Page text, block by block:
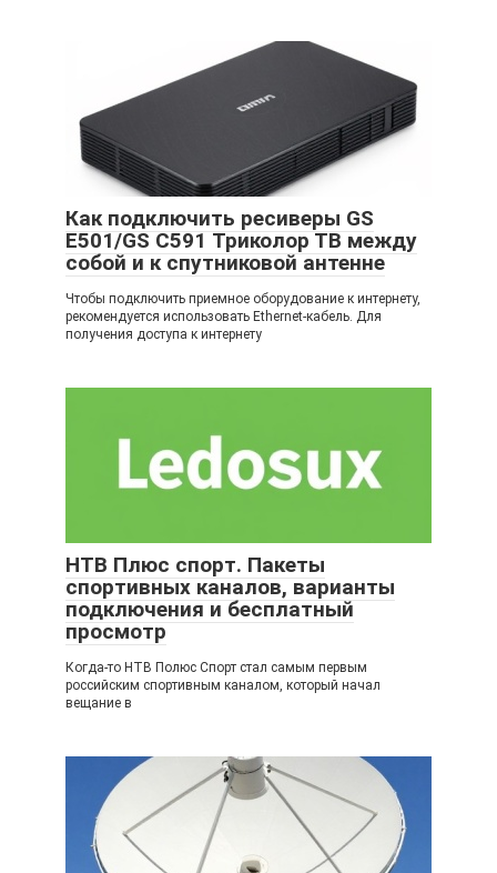
Как подключить ресиверы GS
E501/GS C591 Триколор ТВ между
собой и к спутниковой антенне
Чтобы подключить приемное оборудование к интернету,
рекомендуется использовать Ethernet-кабель. Для
получения доступа к интернету
НТВ Плюс спорт. Пакеты
спортивных каналов, варианты
подключения и бесплатный
просмотр
Когда-то НТВ Полюс Спорт стал самым первым
российским спортивным каналом, который начал
вещание в